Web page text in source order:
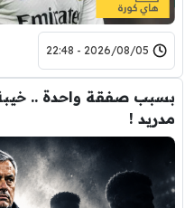
2026/08/05 - 22:48
بسبب صفقة واحدة ..
مدريد !